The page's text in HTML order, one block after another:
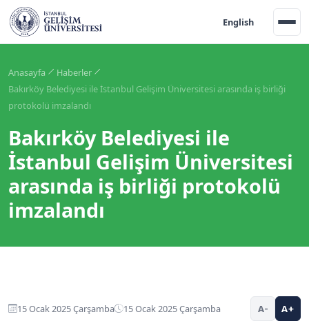
English
Anasayfa
Haberler
Bakırköy Belediyesi ile İstanbul Gelişim Üniversitesi arasında iş birliği
protokolü imzalandı
Bakırköy Belediyesi ile
İstanbul Gelişim Üniversitesi
arasında iş birliği protokolü
imzalandı
15 Ocak 2025 Çarşamba 15 Ocak 2025 Çarşamba A- A+